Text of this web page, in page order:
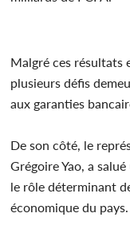
Malgré ces résultats
plusieurs défis
aux garanties
De son côté, le
Grégoire Yao, a
le rôle déterminant
économique du pays.